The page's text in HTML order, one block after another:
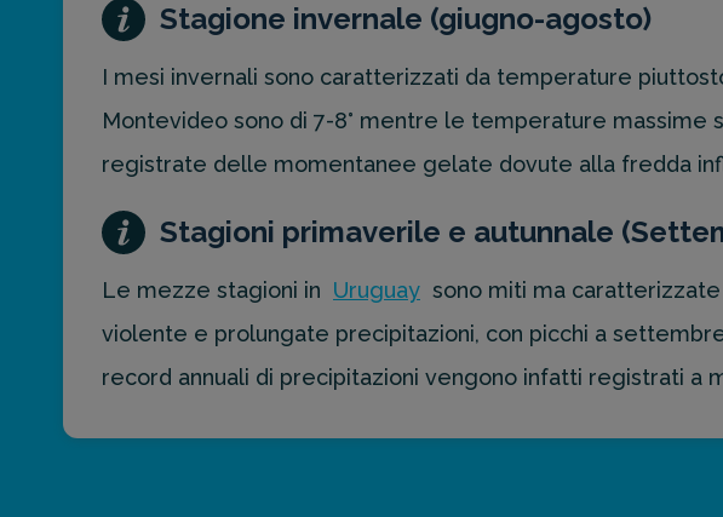
Stagione invernale (giugno-agosto)
I mesi invernali sono caratterizzati da temperature
Montevideo sono di 7-8° mentre le temperature massime
registrate delle momentanee gelate dovute alla fredda
Stagioni primaverile e autunnale
Le mezze stagioni in Uruguay sono miti ma
violente e prolungate precipitazioni, con picchi a
record annuali di precipitazioni vengono infatti registrati a